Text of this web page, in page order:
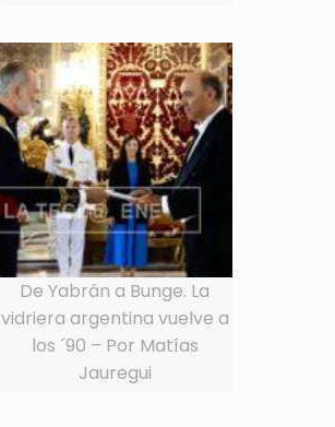
De Yabrán a Bunge. La
vidriera argentina vuelve a
los ´90 – Por Matías
Jauregui